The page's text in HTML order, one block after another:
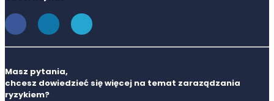
Masz pytania,
chcesz dowiedzieć się więcej na temat zaraządzania
ryzykiem?